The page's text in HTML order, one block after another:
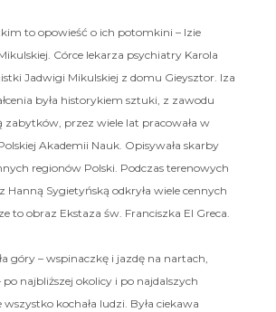
to opowieść o ich potomkini – Izie
Córce lekarza psychiatry Karola
Jadwigi Mikulskiej z domu Gieysztor. Iza
była historykiem sztuki, z zawodu
przez wiele lat pracowała w
Akademii Nauk. Opisywała skarby
regionów Polski. Podczas terenowych
Hanną Sygietyńską odkryła wiele cennych
to obraz Ekstaza św. Franciszka El Greca.
góry – wspinaczkę i jazdę na nartach,
po najbliższej okolicy i po najdalszych
kochała ludzi. Była ciekawa